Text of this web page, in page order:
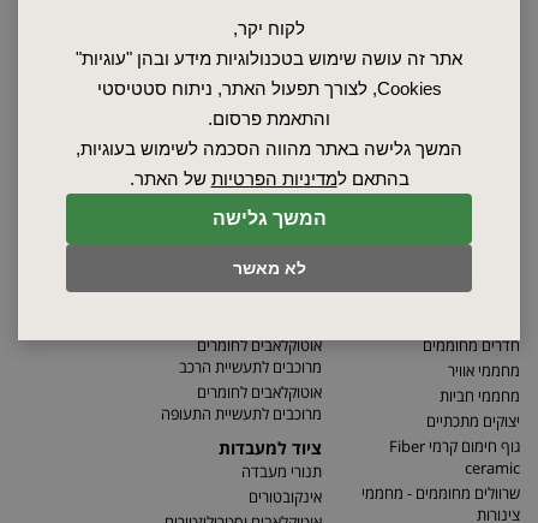
המשך גלישה
לא מאשר
לקוח יקר,
אתר זה עושה שימוש בטכנולוגיות מידע ובהן "עוגיות"
Cookies, לצורך תפעול האתר, ניתוח סטטיסטי
והתאמת פרסום.
המשך גלישה באתר מהווה הסכמה לשימוש בעוגיות,
בהתאם למדיניות הפרטיות של האתר.
חדרים מחוממים
מחממי אוויר
מחממי חביות
יצוקים מתכתיים
גוף חימום קרמי Fiber
ceramic
שרוולים מחוממים - מחממי
צינורות
אוטוקלאבים לחומרים
מרוכבים לתעשיית הרכב
אוטוקלאבים לחומרים
מרוכבים לתעשיית התעופה
ציוד למעבדות
תנורי מעבדה
אינקובטורים